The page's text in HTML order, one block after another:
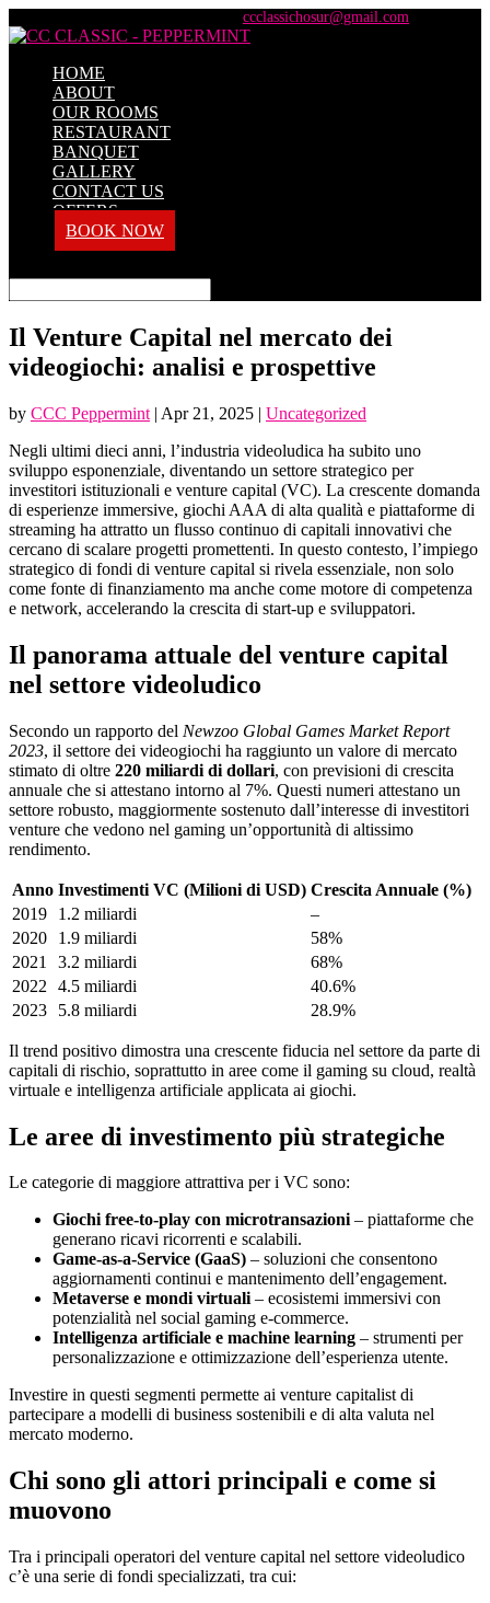
ccclassichosur@gmail.com
HOME
ABOUT
OUR ROOMS
RESTAURANT
BANQUET
GALLERY
CONTACT US
OFFERS
BOOK NOW
Il Venture Capital nel mercato dei
videogiochi: analisi e prospettive
by CCC Peppermint | Apr 21, 2025 | Uncategorized
Negli ultimi dieci anni, l’industria videoludica ha subito uno
sviluppo esponenziale, diventando un settore strategico per
investitori istituzionali e venture capital (VC). La crescente domanda
di esperienze immersive, giochi AAA di alta qualità e piattaforme di
streaming ha attratto un flusso continuo di capitali innovativi che
cercano di scalare progetti promettenti. In questo contesto, l’impiego
strategico di fondi di venture capital si rivela essenziale, non solo
come fonte di finanziamento ma anche come motore di competenza
e network, accelerando la crescita di start-up e sviluppatori.
Il panorama attuale del venture capital
nel settore videoludico
Secondo un rapporto del Newzoo Global Games Market Report
2023, il settore dei videogiochi ha raggiunto un valore di mercato
stimato di oltre 220 miliardi di dollari, con previsioni di crescita
annuale che si attestano intorno al 7%. Questi numeri attestano un
settore robusto, maggiormente sostenuto dall’interesse di investitori
venture che vedono nel gaming un’opportunità di altissimo
rendimento.
Anno Investimenti VC (Milioni di USD) Crescita Annuale (%)
2019
1.2 miliardi
–
2020
1.9 miliardi
58%
2021
3.2 miliardi
68%
2022
4.5 miliardi
40.6%
2023
5.8 miliardi 28.9%
Il trend positivo dimostra una crescente fiducia nel settore da parte di
capitali di rischio, soprattutto in aree come il gaming su cloud, realtà
virtuale e intelligenza artificiale applicata ai giochi.
Le aree di investimento più strategiche
Le categorie di maggiore attrattiva per i VC sono:
Giochi free-to-play con microtransazioni– piattaforme che
generano ricavi ricorrenti e scalabili.
Game-as-a-Service (GaaS) – soluzioni che consentono
aggiornamenti continui e mantenimento dell’engagement.
Metaverse e mondi virtuali– ecosistemi immersivi con
potenzialità nel social gaming e-commerce.
Intelligenza artificiale e machine learning – strumenti per
personalizzazione e ottimizzazione dell’esperienza utente.
Investire in questi segmenti permette ai venture capitalist di
partecipare a modelli di business sostenibili e di alta valuta nel
mercato moderno.
Chi sono gli attori principali e come si
muovono
Tra i principali operatori del venture capital nel settore videoludico
c’è una serie di fondi specializzati, tra cui: